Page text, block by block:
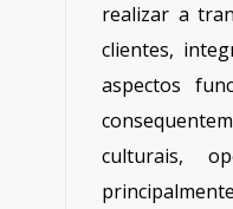
realizar a
clientes,
aspectos
culturais,